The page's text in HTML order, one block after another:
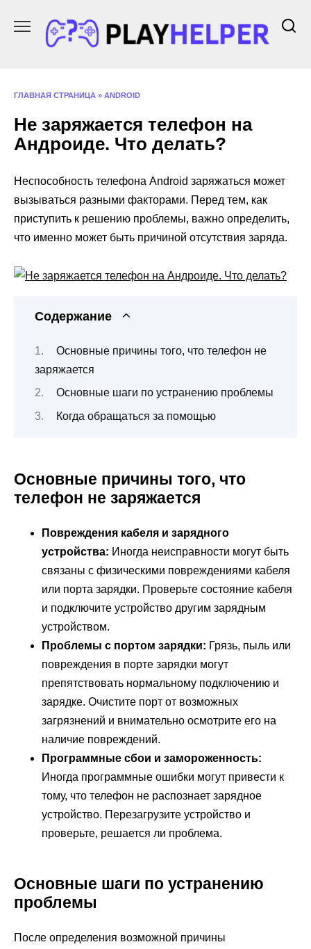
содержанию
ГЛАВНАЯ СТРАНИЦА » ANDROID
Не заряжается телефон на
Андроиде. Что делать?
Неспособность телефона Android заряжаться может
вызываться разными факторами. Перед тем, как
приступить к решению проблемы, важно определить,
что именно может быть причиной отсутствия заряда.
Содержание
Основные причины того, что телефон не
заряжается
Основные шаги по устранению проблемы
Когда обращаться за помощью
Основные причины того, что
телефон не заряжается
Повреждения кабеля и зарядного
устройства: Иногда неисправности могут быть
связаны с физическими повреждениями кабеля
или порта зарядки. Проверьте состояние кабеля
и подключите устройство другим зарядным
устройством.
Проблемы с портом зарядки: Грязь, пыль или
повреждения в порте зарядки могут
препятствовать нормальному подключению и
зарядке. Очистите порт от возможных
загрязнений и внимательно осмотрите его на
наличие повреждений.
Программные сбои и замороженность:
Иногда программные ошибки могут привести к
тому, что телефон не распознает зарядное
устройство. Перезагрузите устройство и
проверьте, решается ли проблема.
Основные шаги по устранению
проблемы
После определения возможной причины